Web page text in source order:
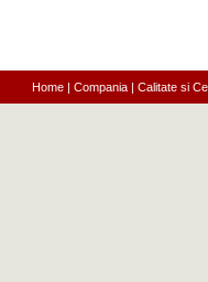
Home| Compania| Calitate si